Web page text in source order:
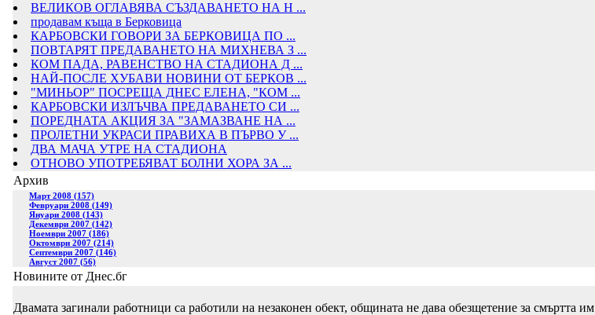
ВЕЛИКОВ ОГЛАВЯВА СЪЗДАВАНЕТО НА Н ...
продавам къща в Берковица
КАРБОВСКИ ГОВОРИ ЗА БЕРКОВИЦА ПО ...
ПОВТАРЯТ ПРЕДАВАНЕТО НА МИХНЕВА З ...
КОМ ПАДА, РАВЕНСТВО НА СТАДИОНА Д ...
НАЙ-ПОСЛЕ ХУБАВИ НОВИНИ ОТ БЕРКОВ ...
"МИНЬОР" ПОСРЕЩА ДНЕС ЕЛЕНА, "КОМ ...
КАРБОВСКИ ИЗЛЪЧВА ПРЕДАВАНЕТО СИ ...
ПОРЕДНАТА АКЦИЯ ЗА "ЗАМАЗВАНЕ НА ...
ПРОЛЕТНИ УКРАСИ ПРАВИХА В ПЪРВО У ...
ДВА МАЧА УТРЕ НА СТАДИОНА
ОТНОВО УПОТРЕБЯВАТ БОЛНИ ХОРА ЗА ...
Архив
Март 2008 (157)
Февруари 2008 (149)
Януари 2008 (143)
Декември 2007 (142)
Ноември 2007 (186)
Октомври 2007 (214)
Септември 2007 (146)
Август 2007 (56)
Новините от Днес.бг
Двамата загинали работници са работили на незаконен обект, общината не дава обезщетение за смъртта им